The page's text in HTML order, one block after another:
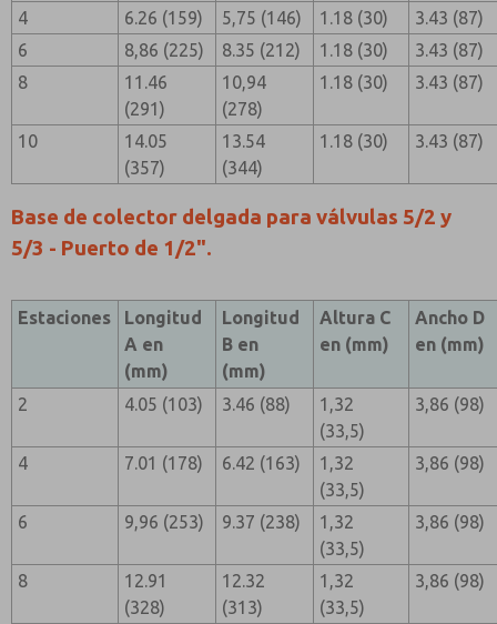
4
6.26 (159) 5,75 (146) 1.18 (30)
3.43 (87)
6
8,86 (225) 8.35 (212) 1.18 (30)
3.43 (87)
8
11.46
(291)
10,94
(278)
1.18 (30) 3.43 (87)
10
14.05
(357)
13.54
(344)
1.18 (30) 3.43 (87)
Base de colector delgada para válvulas 5/2 y
5/3 - Puerto de 1/2".
Estaciones
Longitud
A en
(mm)
Longitud
B en
(mm)
Altura C
en (mm)
Ancho D
en (mm)
2 4.05 (103) 3.46 (88)
1,32
(33,5)
3,86 (98)
4 7.01 (178) 6.42 (163)
1,32
(33,5)
3,86 (98)
6 9,96 (253) 9.37 (238)
1,32
(33,5)
3,86 (98)
8
12.91
(328)
12.32
(313)
1,32
(33,5)
3,86 (98)